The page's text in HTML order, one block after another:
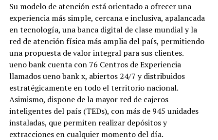
Su modelo de atención está orientado a ofrecer una
experiencia más simple, cercana e inclusiva, apalancada
en tecnología, una banca digital de clase mundial y la
red de atención física más amplia del país, permitiendo
una propuesta de valor integral para sus clientes.
ueno bank cuenta con 76 Centros de Experiencia
llamados ueno bank x, abiertos 24/7 y distribuidos
estratégicamente en todo el territorio nacional.
Asimismo, dispone de la mayor red de cajeros
inteligentes del país (TEDs), con más de 945 unidades
instaladas, que permiten realizar depósitos y
extracciones en cualquier momento del día.